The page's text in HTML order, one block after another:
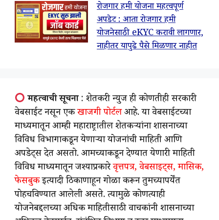
रोजगार हमी योजना महत्वपूर्ण
अपडेट : आता रोजगार हमी
योजनेसाठी eKYC करावी लागणार,
नाहीतर यापुढे पैसे मिळणार नाहीत
महत्वाची सूचना: शेतकरी न्युज ही कोणतीही सरकारी
वेबसाईट नसून एकखाजगी पोर्टलआहे. या वेबसाईटच्या
माध्यमातून आम्ही महाराष्ट्रातील शेतकऱ्यांना शासनाच्या
विविध विभागाकडून येणाऱ्या योजनांची माहिती आणि
अपडेट्स देत असतो. आमच्याकडून देण्यात येणारी माहिती
विविध माध्यमातून जश्याप्रकारेवृत्तपत्र, वेबसाइट्स, मासिक,
फेसबुकइत्यादी ठिकाणाहून गोळा करून तुमच्यापर्येंत
पोहचविण्यात आलेली असते. त्यामुळे कोणत्याही
योजनेबद्दलच्या अधिक माहितीसाठी वाचकांनी शासनाच्या